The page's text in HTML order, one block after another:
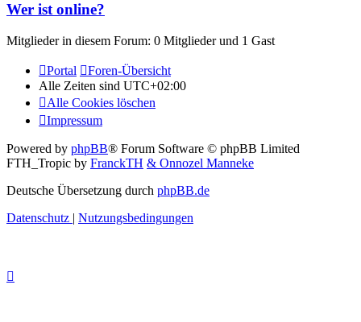
Wer ist online?
Mitglieder in diesem Forum: 0 Mitglieder und 1 Gast
Portal
Foren-Übersicht
Alle Zeiten sind UTC+02:00
Alle Cookies löschen
Impressum
Powered by phpBB® Forum Software © phpBB Limited
FTH_Tropic by FranckTH & Onnozel Manneke
Deutsche Übersetzung durch phpBB.de
Datenschutz | Nutzungsbedingungen